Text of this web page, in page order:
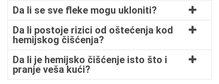
Da li se sve fleke mogu ukloniti?
Da li postoje rizici od oštećenja kod
hemijskog čišćenja?
Da li je hemijsko čišćenje isto što i
pranje veša kući?